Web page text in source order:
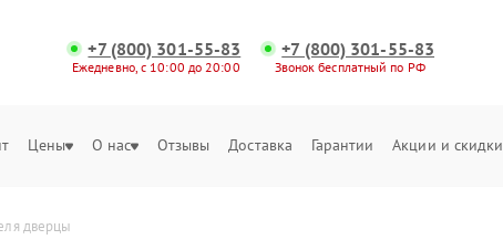
+7 (800) 301-55-83
Ежедневно, с 10:00 до 20:00
+7 (800) 301-55-83
Звонок бесплатный по РФ
Цены О нас Отзывы Доставка Гарантии Акции и скидки
дверцы